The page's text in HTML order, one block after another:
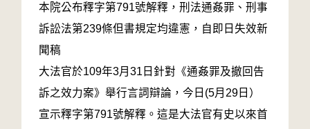
本院公布釋字第791號解釋，刑法通姦罪、刑事
訴訟法第239條但書規定均違憲，自即日失效新
聞稿
大法官於109年3月31日針對《通姦罪及撤回告
訴之效力案》舉行言詞辯論，今日(5月29日）
宣示釋字第791號解釋。這是大法官有史以來首